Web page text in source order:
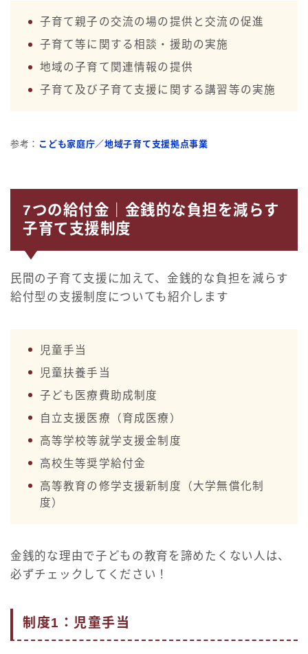
子育て親子の交流の場の提供と交流の促進
子育て等に関する相談・援助の実施
地域の子育て関連情報の提供
子育て及び子育て支援に関する講習等の実施
参考： こども家庭庁／地域子育て支援拠点事業
7つの給付金｜金銭的な負担を減らす
子育て支援制度
民間の子育て支援に加えて、金銭的な負担を減らす
給付型の支援制度についても紹介します
児童手当
児童扶養手当
子ども医療費助成制度
自立支援医療（育成医療）
高等学校等就学支援金制度
高校生等奨学給付金
高等教育の修学支援新制度（大学無償化制
度）
金銭的な理由で子どもの教育を諦めたくない人は、
必ずチェックしてください！
制度1：児童手当